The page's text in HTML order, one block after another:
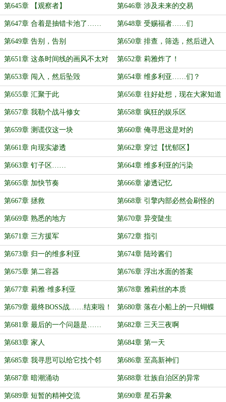
第645章 【观察者】 第646章 涉及未来的交易
第647章 合着是抽错卡池了…… 第648章 受赐福者……们
第649章 告别，告别 第650章 排查，筛选，然后进入
第651章 这条时间线的画风不太对
啊
第652章 莉雅炸了！
第653章 闯入，然后坠毁 第654章 维多利亚……们？
第655章 汇聚于此 第656章 往好处想，现在大家知道
要去哪了
第657章 我勒个战斗修女 第658章 疯狂的娱乐区
第659章 测谎仪这一块 第660章 俺寻思这是对的
第661章 向现实渗透 第662章 穿过【忧郁区】
第663章 钉子区…… 第664章 维多利亚的污染
第665章 加快节奏 第666章 渗透记忆
第667章 拯救 第668章 引擎内部必然会刷怪的
第669章 熟悉的地方 第670章 异变陡生
第671章 三方援军 第672章 指引
第673章 归一的维多利亚 第674章 陆玲酱们
第675章 第二容器 第676章 浮出水面的答案
第677章 莉雅·维多利亚 第678章 雅莉丝的本质
第679章 最终BOSS战……结束啦！ 第680章 落在小船上的一只蝴蝶
第681章 最后的一个问题是…… 第682章 三天三夜啊
第683章 家人 第684章 第一天
第685章 我寻思可以给它找个邻
居……
第686章 至高新神们
第687章 暗潮涌动 第688章 壮族自治区的异常
第689章 短暂的精神交流 第690章 星石异象